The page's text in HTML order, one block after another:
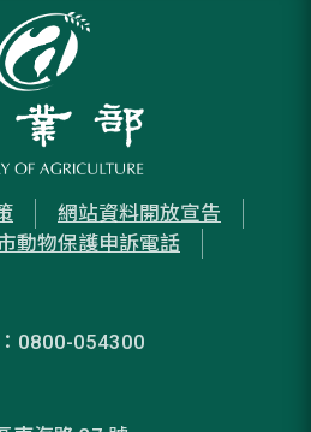
網站資料開放宣告
動物保護申訴電話
0800-054300